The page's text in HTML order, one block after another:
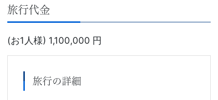
験
生・
大
旅行代金
(お1人様) 1,100,000 円
旅行の詳細